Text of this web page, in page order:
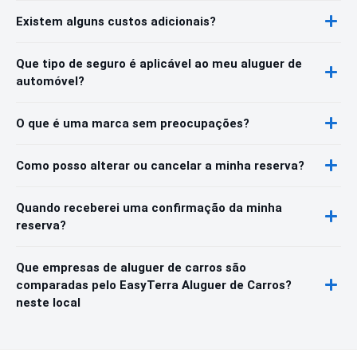
Existem alguns custos adicionais?
Que tipo de seguro é aplicável ao meu aluguer de
automóvel?
O que é uma marca sem preocupações?
Como posso alterar ou cancelar a minha reserva?
Quando receberei uma confirmação da minha
reserva?
Que empresas de aluguer de carros são
comparadas pelo EasyTerra Aluguer de Carros?
neste local